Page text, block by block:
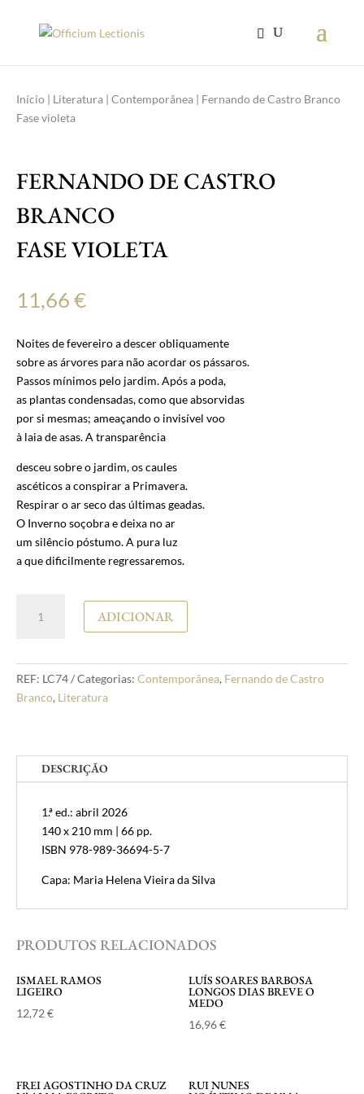
Início | Literatura | Contemporânea | Fernando de Castro Branco
Fase violeta
FERNANDO DE CASTRO
BRANCO
FASE VIOLETA
11,66€
Noites de fevereiro a descer obliquamente
sobre as árvores para não acordar os pássaros.
Passos mínimos pelo jardim. Após a poda,
as plantas condensadas, como que absorvidas
por si mesmas; ameaçando o invisível voo
à laia de asas. A transparência
desceu sobre o jardim, os caules
ascéticos a conspirar a Primavera.
Respirar o ar seco das últimas geadas.
O Inverno soçobra e deixa no ar
um silêncio póstumo. A pura luz
a que dificilmente regressaremos.
Castro
Branco
ADICIONAR
REF: LC74 Categorias: Contemporânea, Fernando de Castro
Branco, Literatura
DESCRIÇÃO
1.ª ed.: abril 2026
140 x 210 mm | 66 pp.
ISBN 978-989-36694-5-7
Capa: Maria Helena Vieira da Silva
PRODUTOS RELACIONADOS
ISMAEL RAMOS
LIGEIRO
12,72 €
LUÍS SOARES BARBOSA
LONGOS DIAS BREVE O
MEDO
16,96€
FREI AGOSTINHO DA CRUZ RUI NUNES